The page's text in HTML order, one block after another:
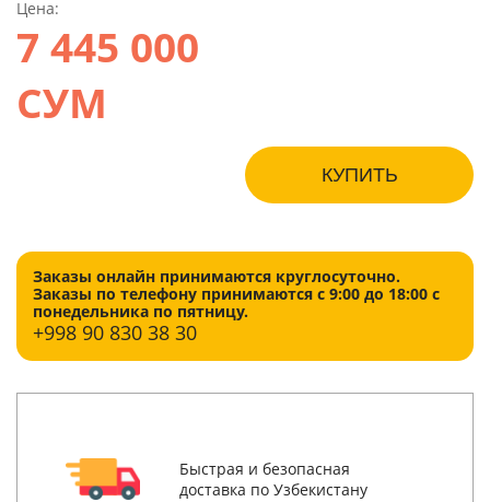
Цена:
7 445 000
СУМ
КУПИТЬ
Заказы онлайн принимаются круглосуточно.
Заказы по телефону принимаются с 9:00 до 18:00 с
понедельника по пятницу.
+99890 830 38 30
Быстрая и безопасная
доставка по Узбекистану